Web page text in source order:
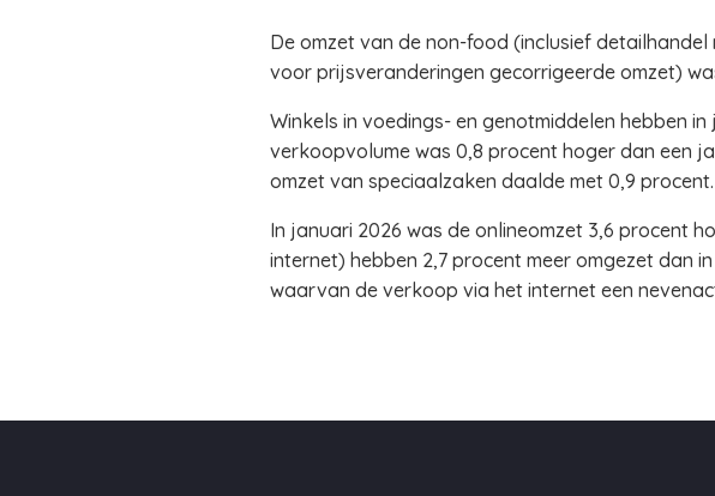
De omzet van de non-food (inclusief
voor prijsveranderingen gecorrigeerde omzet)
Winkels in voedings- en genotmiddelen hebben
verkoopvolume was 0,8 procent hoger dan een
omzet van speciaalzaken daalde met 0,9 procent.
In januari 2026 was de onlineomzet 3,6 procent
internet) hebben 2,7 procent meer omgezet dan
waarvan de verkoop via het internet een